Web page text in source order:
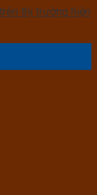
thị trường hiện